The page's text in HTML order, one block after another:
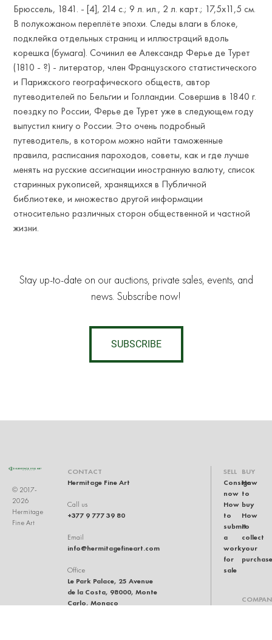
Брюссель, 1841. - [4], 214 с.; 9 л. ил., 2 л. карт.; 17,5х11,5 см.
В полукожаном переплёте эпохи. Следы влаги в блоке,
подклейка отдельных страниц и иллюстраций вдоль
корешка (бумага). Сочинил ее Александр Ферье де Турет
(1810 - ?) - литератор, член Французского статистического
и Парижского географического обществ, автор
путеводителей по Бельгии и Голландии. Совершив в 1840 г.
поездку по России, Ферье де Турет уже в следующем году
выпустил книгу о России. Это очень подробный
путеводитель, в котором можно найти таможенные
правила, расписания пароходов, советы, как и где лучше
менять на русские ассигнации иностранную валюту, список
старинных рукописей, хранящихся в Публичной
библиотеке, и множество другой информации
относительно различных сторон общественной и частной
жизни.
Stay up-to-date on our auctions, private sales, events, and
news. Subscribe now!
SUBSCRIBE
© 2017-
2026
Hermitage
Fine Art
CONTACT
Hermitage Fine Art
Call us
+377 9 777 39 80
Email
info@hermitagefineart.com
Office
Le Park Palace, 25 Avenue
de la Costa, 98000, Monte
Carlo, Monaco
SELL
Consign
now
How
to
submit
a
work
for
sale
BUY
How
to
buy
How
to
collect
your
purchase